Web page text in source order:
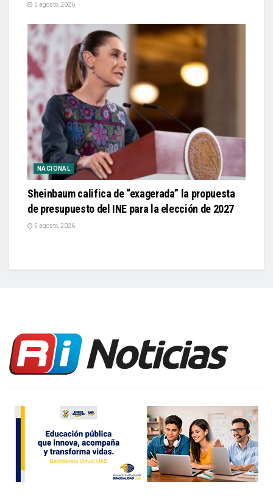
5 agosto, 2026
NACIONAL
Sheinbaum califica de “exagerada” la propuesta
de presupuesto del INE para la elección de 2027
5 agosto, 2026